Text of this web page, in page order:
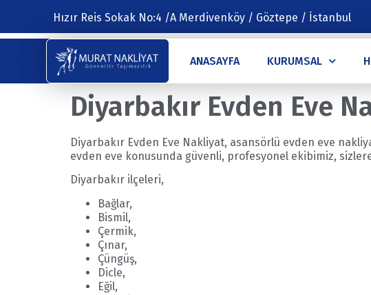
Hızır Reis Sokak No:4 /A Merdivenköy / Göztepe / İstanbul
ANASAYFA KURUMSAL
Diyarbakır Evden Eve
Diyarbakır Evden Eve Nakliyat, asansörlü evden eve
evden eve konusunda güvenli, profesyonel ekibimiz,
Diyarbakır ilçeleri,
Bağlar,
Bismil,
Çermik,
Çınar,
Çüngüş,
Dicle,
Eğil,